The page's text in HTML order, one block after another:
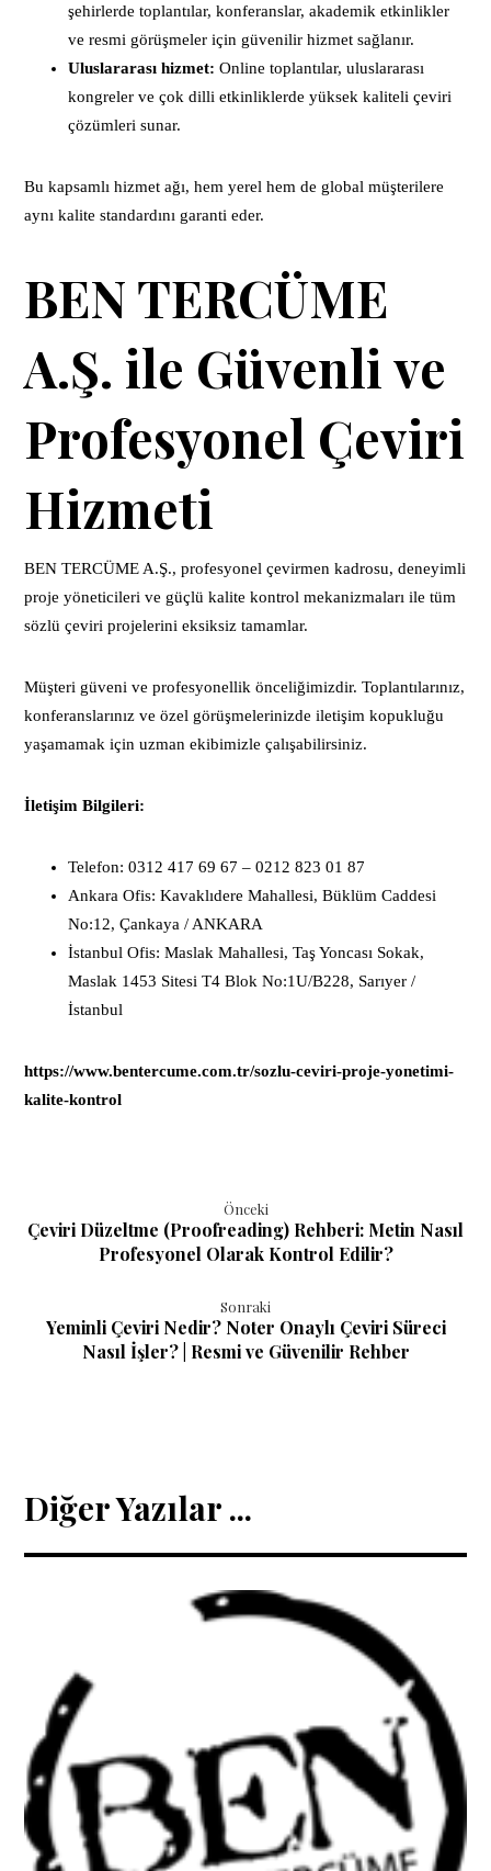
şehirlerde toplantılar, konferanslar, akademik etkinlikler
ve resmi görüşmeler için güvenilir hizmet sağlanır.
Uluslararası hizmet: Online toplantılar, uluslararası
kongreler ve çok dilli etkinliklerde yüksek kaliteli çeviri
çözümleri sunar.
Bu kapsamlı hizmet ağı, hem yerel hem de global müşterilere
aynı kalite standardını garanti eder.
BEN TERCÜME
A.Ş. ile Güvenli ve
Profesyonel Çeviri
Hizmeti
BEN TERCÜME A.Ş., profesyonel çevirmen kadrosu, deneyimli
proje yöneticileri ve güçlü kalite kontrol mekanizmaları ile tüm
sözlü çeviri projelerini eksiksiz tamamlar.
Müşteri güveni ve profesyonellik önceliğimizdir. Toplantılarınız,
konferanslarınız ve özel görüşmelerinizde iletişim kopukluğu
yaşamamak için uzman ekibimizle çalışabilirsiniz.
İletişim Bilgileri:
Telefon: 0312 417 69 67 – 0212 823 01 87
Ankara Ofis: Kavaklıdere Mahallesi, Büklüm Caddesi
No:12, Çankaya / ANKARA
İstanbul Ofis: Maslak Mahallesi, Taş Yoncası Sokak,
Maslak 1453 Sitesi T4 Blok No:1U/B228, Sarıyer /
İstanbul
https://www.bentercume.com.tr/sozlu-ceviri-proje-yonetimi-
kalite-kontrol
Önceki
Çeviri Düzeltme (Proofreading) Rehberi: Metin Nasıl
Profesyonel Olarak Kontrol Edilir?
Sonraki
Yeminli Çeviri Nedir? Noter Onaylı Çeviri Süreci
Nasıl İşler? | Resmi ve Güvenilir Rehber
Diğer Yazılar ...